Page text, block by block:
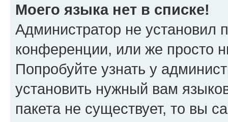
Моего языка нет в списке!
Администратор не установил
конференции, или же просто
Попробуйте узнать у
установить нужный вам
пакета не существует, то вы